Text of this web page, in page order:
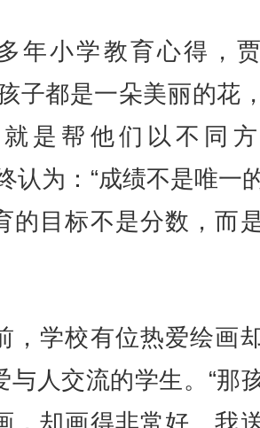
小学教育心得，
子都是一朵美丽的花
是帮他们以不同
认为：“成绩不是唯一
的目标不是分数，而
学校有位热爱绘画
与人交流的学生。“那
，却画得非常好。我